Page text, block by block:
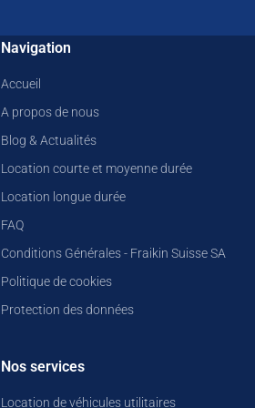
Navigation
Accueil
A propos de nous
Blog & Actualités
Location courte et moyenne durée
Location longue durée
FAQ
Conditions Générales - Fraikin Suisse SA
Politique de cookies
Protection des données
Nos services
Location de véhicules utilitaires